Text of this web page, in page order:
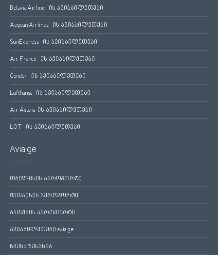
Belavia Airline -ის ავიაბილეთები
Aegean Airlines -ის ავიაბილეთები
SunExpress -ის ავიაბილეთები
Air France -ის ავიაბილეთები
Condor -ის ავიაბილეთები
Lufthansa -ის ავიაბილეთები
Air Astana-ის ავიაბილეთები
LOT -ის ავიაბილეთები
Avia.ge
თბილისის აეროპორტი
ქუთაისის აეროპორტი
ბათუმის აეროპორტი
ავიაბილეთები avia.ge
ჩვენს შესახებ